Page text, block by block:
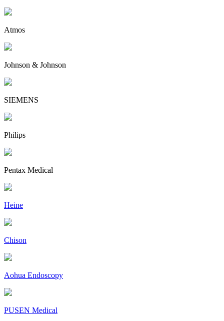
Atmos
Johnson & Johnson
SIEMENS
Philips
Pentax Medical
Heine
Chison
Aohua Endoscopy
PUSEN Medical